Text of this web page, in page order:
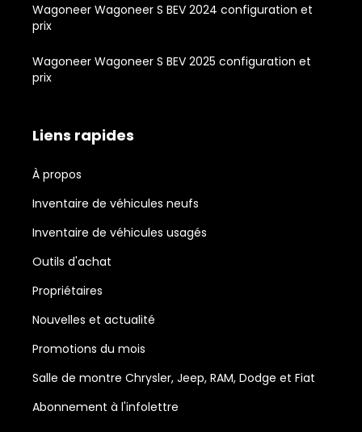
Wagoneer Wagoneer S BEV 2024 configuration et
prix
Wagoneer Wagoneer S BEV 2025 configuration et
prix
Liens rapides
À propos
Inventaire de véhicules neufs
Inventaire de véhicules usagés
Outils d'achat
Propriétaires
Nouvelles et actualité
Promotions du mois
Salle de montre Chrysler, Jeep, RAM, Dodge et Fiat
Abonnement à l'infolettre